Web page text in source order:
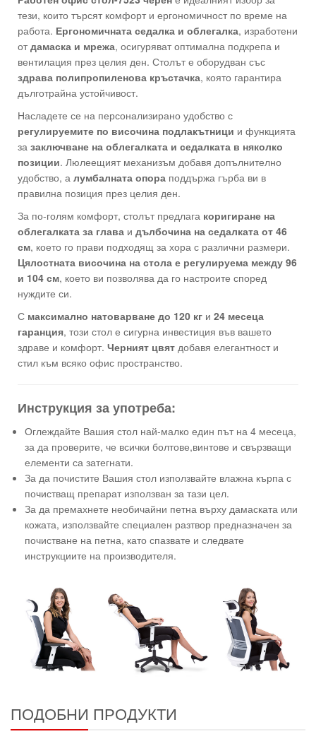
тези, които търсят комфорт и ергономичност по време на
работа. Ергономичната седалка и облегалка, изработени
отдамаска и мрежа, осигуряват оптимална подкрепа и
вентилация през целия ден. Столът е оборудван със
здрава полипропиленова кръстачка, която гарантира
дълготрайна устойчивост.
Насладете се на персонализирано удобство с
регулируемите по височина подлакътници и функцията
за заключване на облегалката и седалката в няколко
позиции. Люлеещият механизъм добавя допълнително
удобство, а лумбалната опора поддържа гърба ви в
правилна позиция през целия ден.
За по-голям комфорт, столът предлага коригиране на
облегалката за глава и дълбочина на седалката от 46
см, което го прави подходящ за хора с различни размери.
Цялостната височина на стола е регулируема между 96
и 104 см, което ви позволява да го настроите според
нуждите си.
С максимално натоварване до 120 кг и 24 месеца
гаранция, този стол е сигурна инвестиция във вашето
здраве и комфорт. Черният цвят добавя елегантност и
стил към всяко офис пространство.
Инструкция за употреба:
Оглеждайте Вашия стол най-малко един път на 4 месеца,
за да проверите, че всички болтове,винтове и свързващи
елементи са затегнати.
За да почистите Вашия стол използвайте влажна кърпа с
почистващ препарат използван за тази цел.
За да премахнете необичайни петна върху дамаската или
кожата, използвайте специален разтвор предназначен за
почистване на петна, като спазвате и следвате
инструкциите на производителя.
ПОДОБНИ ПРОДУКТИ